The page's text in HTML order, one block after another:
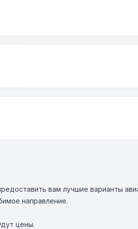
вам лучшие варианты
направление.
цены.